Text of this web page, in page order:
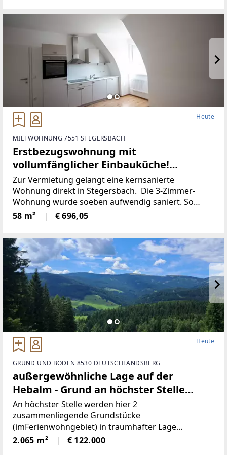
Heute
MIETWOHNUNG 7551 STEGERSBACH
Erstbezugswohnung mit
vollumfänglicher Einbauküche!
(Provisionsfrei)
Zur Vermietung gelangt eine kernsanierte
Wohnung direkt in Stegersbach. Die 3-Zimmer-
Wohnung wurde soeben aufwendig saniert. So
wurde unter anderem dieElektronik gänzlich
erneuert und für einen niedrigen
58 m² € 696,05
Heute
GRUND UND BODEN 8530 DEUTSCHLANDSBERG
außergewöhnliche Lage auf der
Hebalm - Grund an höchster Stelle
(Provisionsfrei)
An höchster Stelle werden hier 2
zusammenliegende Grundstücke
(imFerienwohngebiet) in traumhafter Lage
angeboten! Die beiden Grundstücke haben
inSumme 2.065m² (€59/ m²), sind süd-westlich
2.065 m² € 122.000